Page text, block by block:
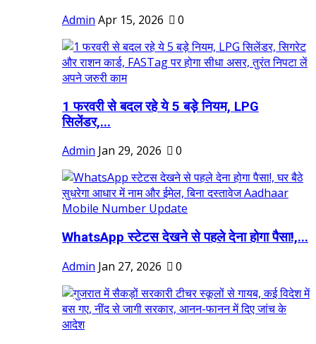
Admin Apr 15, 2026 0
1 फरवरी से बदल रहे ये 5 बड़े नियम, LPG
सिलेंडर,...
Admin Jan 29, 2026 0
WhatsApp स्टेटस देखने से पहले देना होगा पैसा!,...
Admin Jan 27, 2026 0